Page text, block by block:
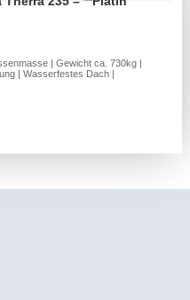
| Gewicht ca. 730kg |
| Wasserfestes Dach |